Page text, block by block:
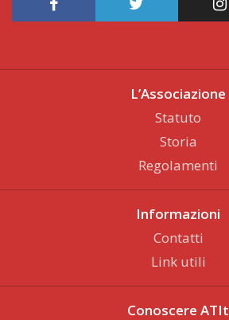
L’Associazione
Statuto
Storia
Regolamenti
Informazioni
Contatti
Link utili
Conoscere ATIt